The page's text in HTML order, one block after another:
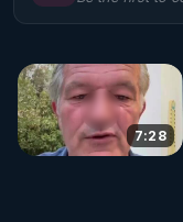
🌱 LA
Pour obtenir les
7:28